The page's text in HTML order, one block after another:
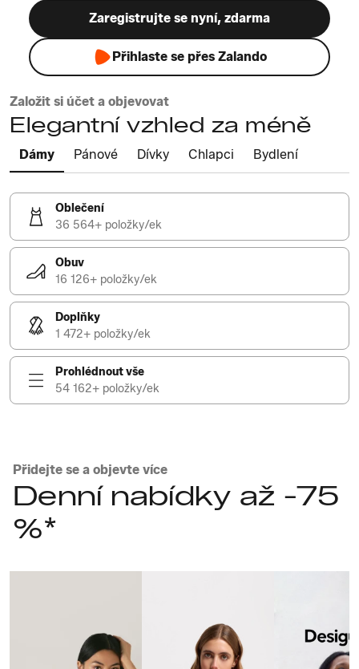
Zaregistrujte se nyní, zdarma
Přihlaste se přes Zalando
Založit si účet a objevovat
Elegantní vzhled za méně
Dámy Pánové Dívky Chlapci Bydlení
Oblečení
36 564+ položky/ek
Obuv
16 126+ položky/ek
Doplňky
1 472+ položky/ek
Prohlédnout vše
54 162+ položky/ek
Přidejte se a objevte více
Denní nabídky až -75
%*